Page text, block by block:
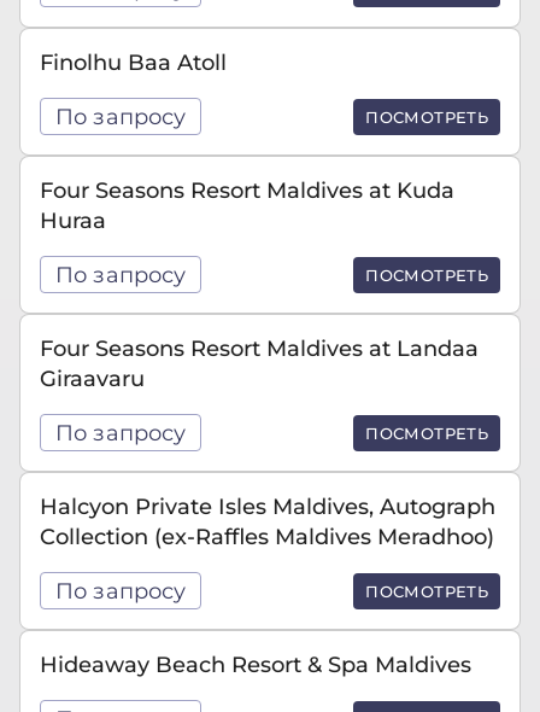
Finolhu Baa Atoll
По запросу ПОСМОТРЕТЬ
Four Seasons Resort Maldives at Kuda
Huraa
По запросу ПОСМОТРЕТЬ
Four Seasons Resort Maldives at Landaa
Giraavaru
По запросу ПОСМОТРЕТЬ
Halcyon Private Isles Maldives, Autograph
Collection (ex-Raffles Maldives Meradhoo)
По запросу ПОСМОТРЕТЬ
Hideaway Beach Resort & Spa Maldives